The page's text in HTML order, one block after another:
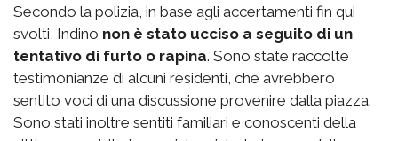
Secondo la polizia, in base agli accertamenti fin qui
svolti, Indino non è stato ucciso a seguito di un
tentativo di furto o rapina. Sono state raccolte
testimonianze di alcuni residenti, che avrebbero
sentito voci di una discussione provenire dalla piazza.
Sono stati inoltre sentiti familiari e conoscenti della